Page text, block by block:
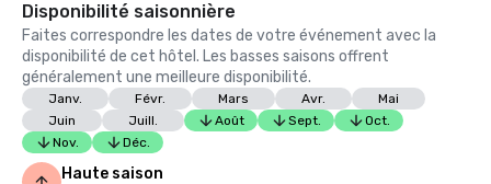
Disponibilité saisonnière
Faites correspondre les dates de votre événement avec la
disponibilité de cet hôtel. Les basses saisons offrent
généralement une meilleure disponibilité.
Janv. Févr. Mars Avr.
Mai
Juin
Juill. Août Sept.
Oct.
Nov.
Déc.
Haute saison